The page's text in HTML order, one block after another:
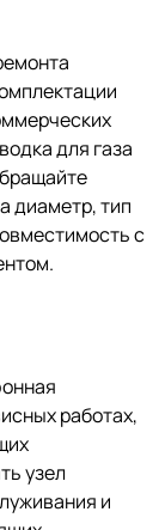
для газа
диаметр, тип
с
работах,
узел
и